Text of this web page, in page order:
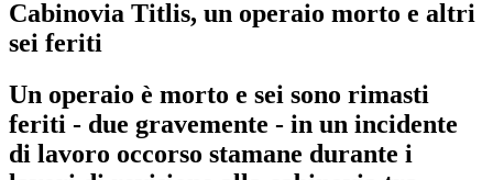
Cabinovia Titlis, un operaio morto e altri
sei feriti
Un operaio è morto e sei sono rimasti
feriti - due gravemente - in un incidente
di lavoro occorso stamane durante i